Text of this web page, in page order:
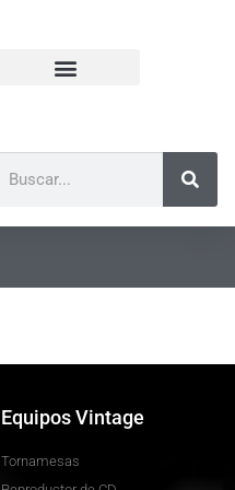
Equipos Vintage
Tornamesas